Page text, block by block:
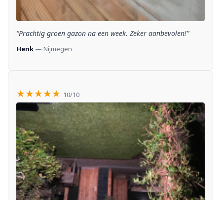
“Prachtig groen gazon na een week. Zeker aanbevolen!”
Henk — Nijmegen
★★★★★ 10/10